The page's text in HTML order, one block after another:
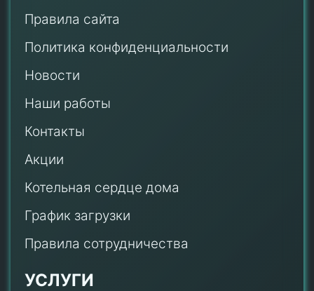
Правила сайта
Политика конфиденциальности
Новости
Наши работы
Контакты
Акции
Котельная сердце дома
График загрузки
Правила сотрудничества
УСЛУГИ